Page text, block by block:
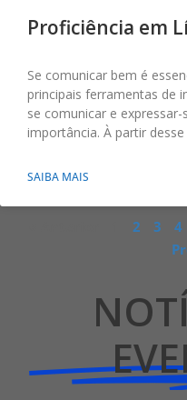
Proficiência em
Se comunicar bem é
principais ferramentas de
se comunicar e
importância. À partir desse
SAIBA MAIS
2 3 4